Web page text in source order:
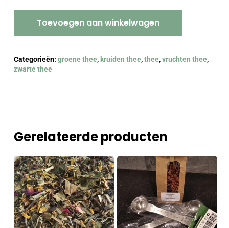
Toevoegen aan winkelwagen
Categorieën: groene thee, kruiden thee,thee,vruchten thee,
zwarte thee
Gerelateerde producten